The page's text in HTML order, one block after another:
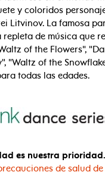
y coloridos
Litvinov. La famosa
repleta de música que
of the Flowers",
"Waltz of the
todas las edades.
es nuestra prioridad.
de salud de